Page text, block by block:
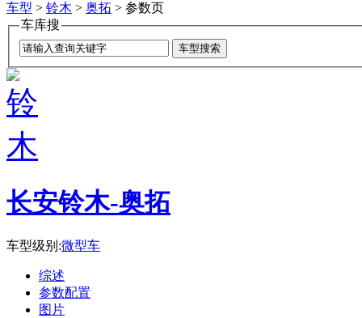
车型 > 铃木 > 奥拓 > 参数页
车库搜
长安铃木-奥拓
车型级别:微型车
综述
参数配置
图片